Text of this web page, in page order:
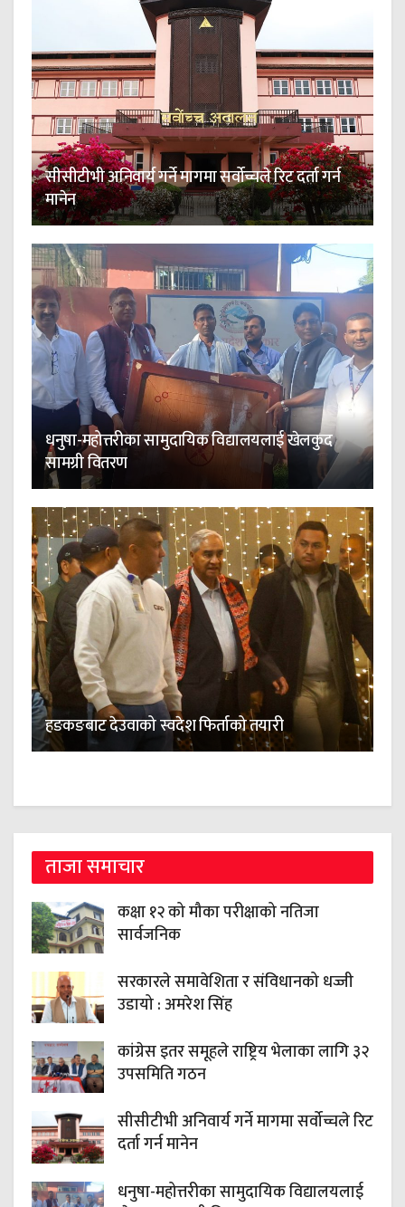
सीसीटीभी अनिवार्य गर्ने मागमा सर्वोच्चले रिट दर्ता गर्न
मानेन
धनुषा-महोत्तरीका सामुदायिक विद्यालयलाई खेलकुद
सामग्री वितरण
हङकङबाट देउवाको स्वदेश फिर्ताको तयारी
ताजा समाचार
कक्षा १२ को मौका परीक्षाको नतिजा
सार्वजनिक
सरकारले समावेशिता र संविधानको धज्जी
उडायो : अमरेश सिंह
कांग्रेस इतर समूहले राष्ट्रिय भेलाका लागि ३२
उपसमिति गठन
सीसीटीभी अनिवार्य गर्ने मागमा सर्वोच्चले रिट
दर्ता गर्न मानेन
धनुषा-महोत्तरीका सामुदायिक विद्यालयलाई